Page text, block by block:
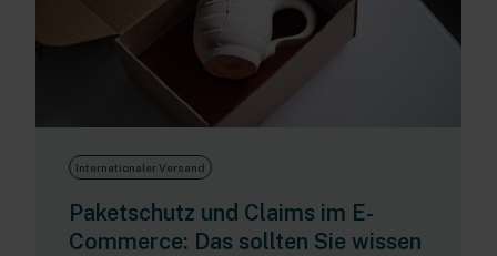
Internationaler Versand
Paketschutz und Claims im E-
Commerce: Das sollten Sie wissen